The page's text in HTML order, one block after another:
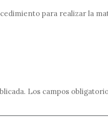
para realizar la
Los campos